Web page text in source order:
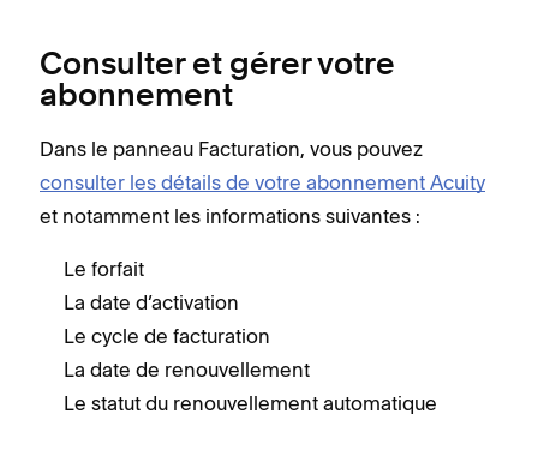
Consulter et gérer votre
abonnement
Dans le panneau Facturation, vous pouvez
consulter les détails de votre abonnement Acuity
et notamment les informations suivantes :
Le forfait
La date d’activation
Le cycle de facturation
La date de renouvellement
Le statut du renouvellement automatique